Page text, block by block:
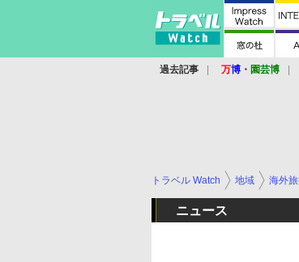
過去記事 万博 ・ 園芸博
トラベル Watch 地域 海外
ニュース